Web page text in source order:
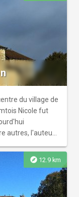
du village de
Nicole fut
autres, l'auteur
pourrez admirer
colonnes. La
L'intérieur de
peu d'œuvres
explore 12.9 km